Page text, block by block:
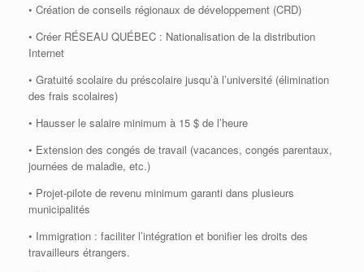
• Création de conseils régionaux de développement (CRD)
• Créer RÉSEAU QUÉBEC : Nationalisation de la distribution
Internet
• Gratuité scolaire du préscolaire jusqu’à l’université (élimination
des frais scolaires)
• Hausser le salaire minimum à 15 $ de l’heure
• Extension des congés de travail (vacances, congés parentaux,
journées de maladie, etc.)
• Projet-pilote de revenu minimum garanti dans plusieurs
municipalités
• Immigration : faciliter l’intégration et bonifier les droits des
travailleurs étrangers.